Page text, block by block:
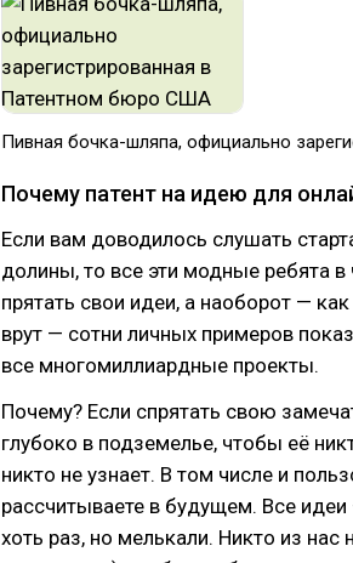
Пивная бочка-шляпа, официально
Почему патент на идею для
Если вам доводилось слушать
долины, то все эти модные ребята
прятать свои идеи, а наоборот —
врут — сотни личных примеров
все многомиллиардные проекты.
Почему? Если спрятать свою
глубоко в подземелье, чтобы её
никто не узнает. В том числе и
рассчитываете в будущем. Все
хоть раз, но мелькали. Никто из нас